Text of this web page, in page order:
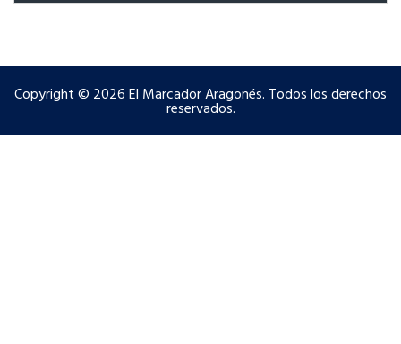
Copyright © 2026 El Marcador Aragonés. Todos los derechos
reservados.